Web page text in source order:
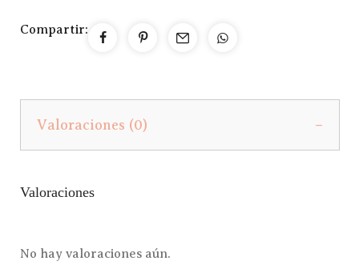
Compartir:
Valoraciones (0)
Valoraciones
No hay valoraciones aún.